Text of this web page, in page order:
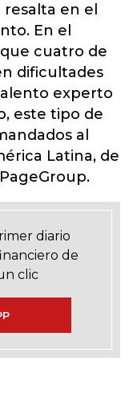
en el
En el
cuatro de
dificultades
experto
este tipo de
al
Latina, de
diario
de
clic